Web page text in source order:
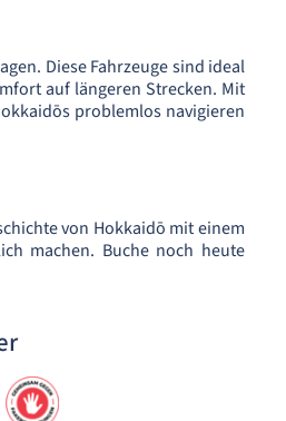
Diese Fahrzeuge sind ideal
auf längeren Strecken. Mit
problemlos navigieren
von Hokkaidō mit einem
machen. Buche noch heute